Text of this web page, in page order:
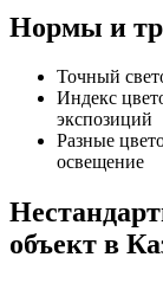
Нормы и
Точный
Индекс
экспозиций
Разные
освещение
объект в